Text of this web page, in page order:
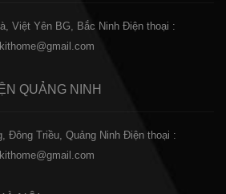
Việt Yên BG, Bắc Ninh Điện thoại :
QUẢNG NINH
Đông Triều, Quảng Ninh Điện thoại :